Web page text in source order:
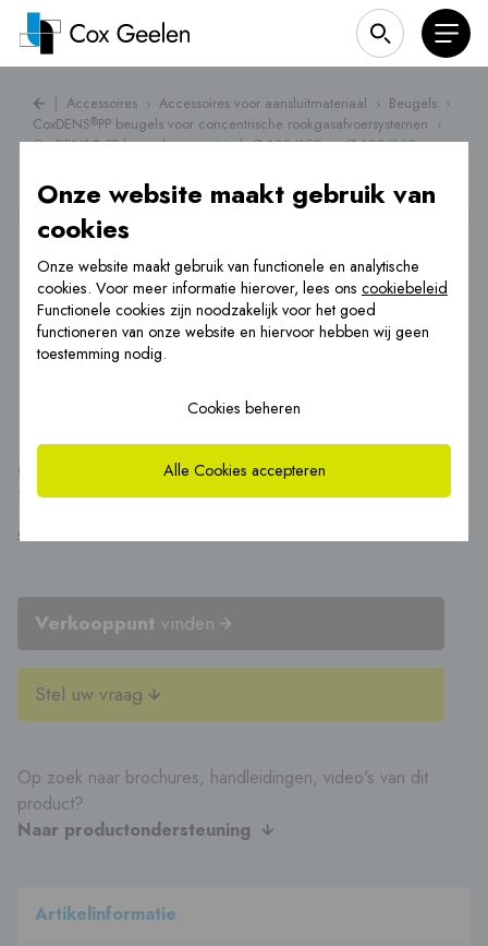
| Accessoires › Accessoires voor aansluitmateriaal › Beugels ›
CoxDENS®PP beugels voor concentrische rookgasafvoersystemen ›
CoxDENS® PP beugel concentrisch Ø 100/150 en Ø 100/160
CoxDENS
PP beugel concentrisch Ø
100/150 en Ø 100/160
6 variant(en) verkrijgbaar
Verkooppunt vinden
Stel uw vraag
Op zoek naar brochures, handleidingen, video's van dit
product?
Naar productondersteuning
Artikelinformatie
Onze website maakt gebruik van
cookies
Onze website maakt gebruik van functionele en analytische
cookies. Voor meer informatie hierover, lees ons cookiebeleid
Functionele cookies zijn noodzakelijk voor het goed
functioneren van onze website en hiervoor hebben wij geen
toestemming nodig.
Cookies beheren
Alle Cookies accepteren